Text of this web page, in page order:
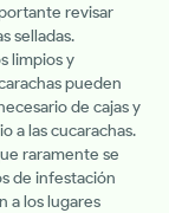
revisar
selladas.
limpios y
pueden
de cajas y
a las cucarachas.
raramente se
de infestación
a los lugares